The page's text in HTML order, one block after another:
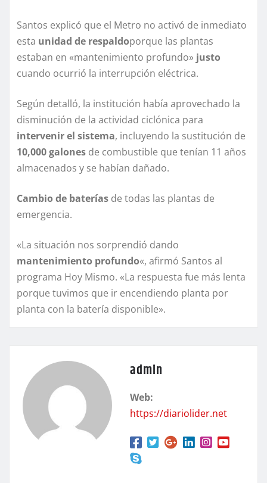
Santos explicó que el Metro no activó de inmediato
esta unidad de respaldoporque las plantas
estaban en «mantenimiento profundo» justo
cuando ocurrió la interrupción eléctrica.
Según detalló, la institución había aprovechado la
disminución de la actividad ciclónica para
intervenir el sistema, incluyendo la sustitución de
10,000 galones de combustible que tenían 11 años
almacenados y se habían dañado.
Cambio de baterías de todas las plantas de
emergencia.
«La situación nos sorprendió dando
mantenimiento profundo«, afirmó Santos al
programa Hoy Mismo. «La respuesta fue más lenta
porque tuvimos que ir encendiendo planta por
planta con la batería disponible».
admin
Web:
https://diariolider.net